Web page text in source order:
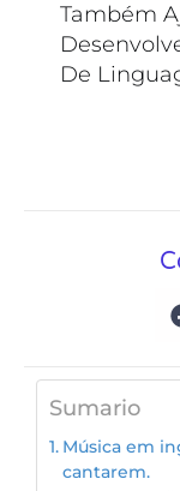
Também
De
Sumario
Música em
cantarem.